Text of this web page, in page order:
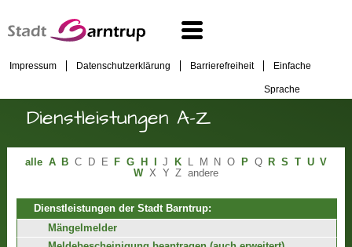
Impressum Datenschutzerklärung Barrierefreiheit Einfache
Sprache
Dienstleistungen A-Z
alle A B C D E F G H J K L M N O P Q R S T U V
W X Y Z andere
Dienstleistungen der Stadt Barntrup:
Mängelmelder